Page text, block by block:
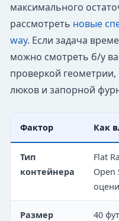
максимального
рассмотреть новые
way. Если задача
можно смотреть б/у
проверкой
люков и запорной
Фактор Как
Тип
контейнера
Flat
Open
Размер
40